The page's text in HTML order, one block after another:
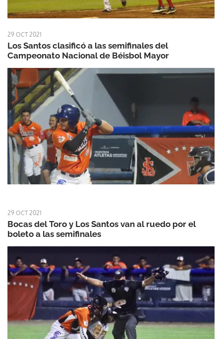
29 OCT 2021
Los Santos clasificó a las semifinales del
Campeonato Nacional de Béisbol Mayor
29 OCT 2021
Bocas del Toro y Los Santos van al ruedo por el
boleto a las semifinales